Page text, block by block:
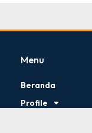
Menu
Beranda
Profile